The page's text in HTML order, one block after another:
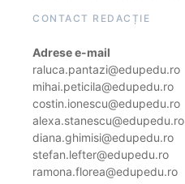
CONTACT REDACȚIE
Adrese e-mail
raluca.pantazi@edupedu.ro
mihai.peticila@edupedu.ro
costin.ionescu@edupedu.ro
alexa.stanescu@edupedu.ro
diana.ghimisi@edupedu.ro
stefan.lefter@edupedu.ro
ramona.florea@edupedu.ro